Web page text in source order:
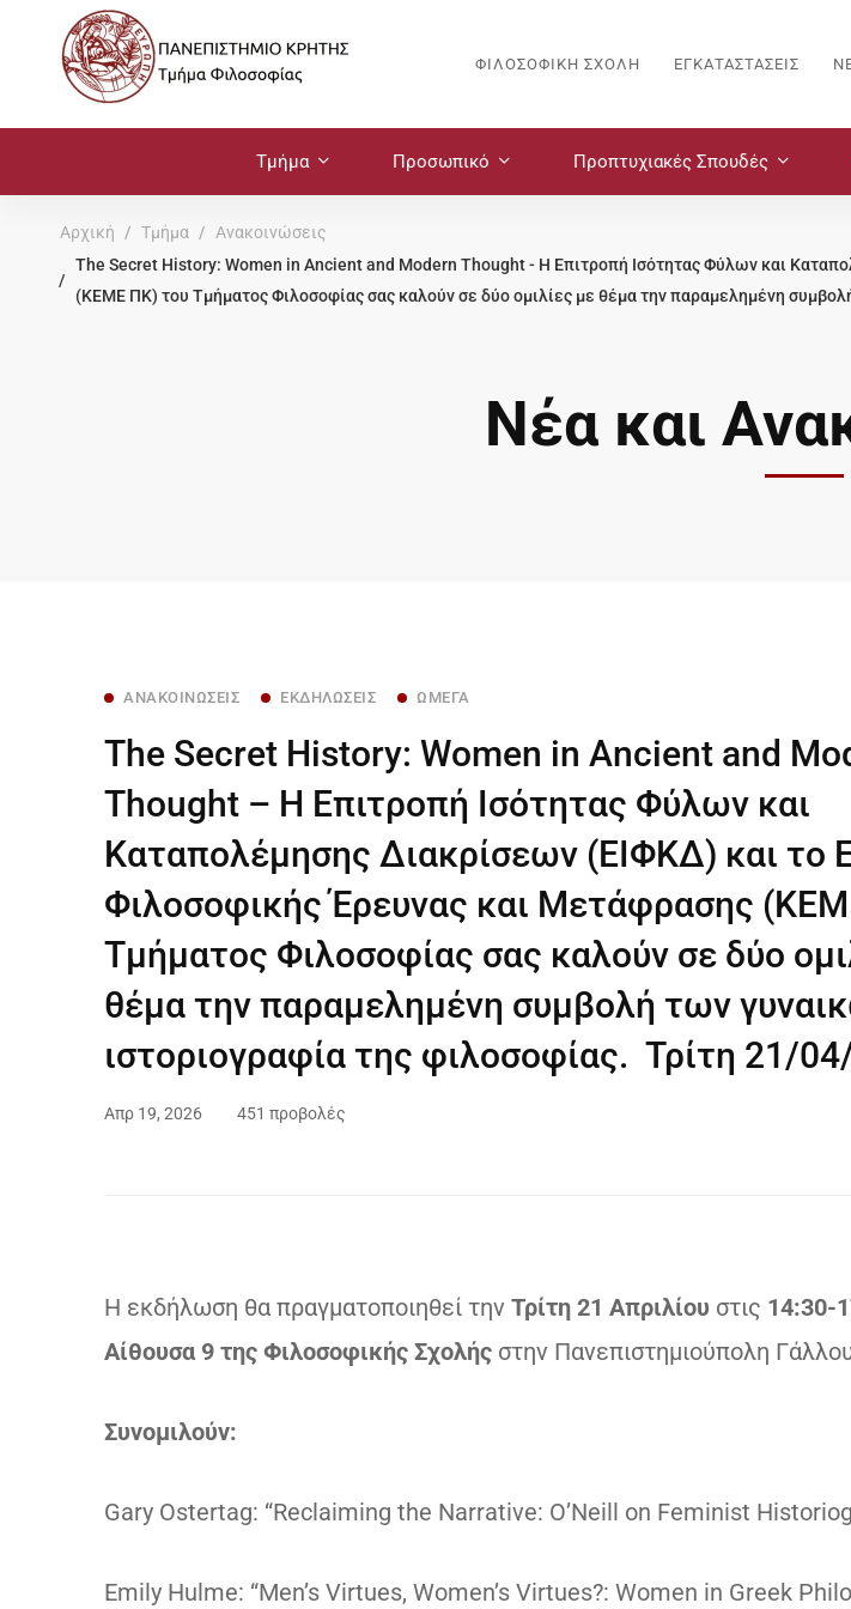
ΦΙΛΟΣΟΦΙΚΗ ΣΧΟΛΗ ΕΓΚΑΤΑΣΤΑΣΕΙΣ
Τμήμα Προσωπικό Προπτυχιακές Σπουδές
Αρχική Τμήμα
Ανακοινώσεις
The Secret History: Women in Ancient and Modern Thought - Η Επιτροπή Ισότητας Φύλων και
(ΚΕΜΕ ΠΚ) του Τμήματος Φιλοσοφίας σας καλούν σε δύο ομιλίες με θέμα την παραμελημένη
Νέα και
ΑΝΑΚΟΙΝΏΣΕΙΣ ΕΚΔΗΛΏΣΕΙΣ ΩΜΈΓΑ
The Secret History: Women in Ancient and
Thought – Η Επιτροπή Ισότητας Φύλων και
Καταπολέμησης Διακρίσεων (ΕΙΦΚΔ) και το
Φιλοσοφικής Έρευνας και Μετάφρασης
Τμήματος Φιλοσοφίας σας καλούν σε δύο
θέμα την παραμελημένη συμβολή των
ιστοριογραφία της φιλοσοφίας. Τρίτη 21/
Απρ 19, 2026 451 προβολές
Η εκδήλωση θα πραγματοποιηθεί την Τρίτη 21 Απριλίου στις 14:30-
Αίθουσα 9 της Φιλοσοφικής Σχολής στην Πανεπιστημιούπολη
Συνομιλούν:
Gary Ostertag: “Reclaiming the Narrative: O’Neill on Feminist
Emily Hulme: “Men’s Virtues, Women’s Virtues?: Women in Greek